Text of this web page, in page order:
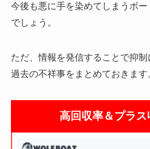
今後も悪に手を染めてしまうボ
でしょう。
ただ、情報を発信することで抑制
過去の不祥事をまとめておきます
高回収率＆プラ